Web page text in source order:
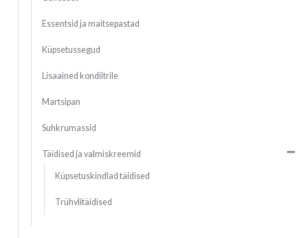
Essentsid ja maitsepastad
Küpsetussegud
Lisaained kondiitrile
Martsipan
Suhkrumassid
Täidised ja valmiskreemid
Küpsetuskindlad täidised
Trühvlitäidised